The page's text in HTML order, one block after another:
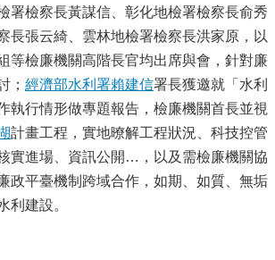
署檢察長黃謀信、彰化地檢署檢察長俞秀
長張云綺、雲林地檢署檢察長洪家原，以
等檢廉機關高階長官均出席與會，針對廉
； 經濟部水利署賴建信署長獲邀就「水利
執行情形做專題報告，檢廉機關首長並視
計畫工程，實地暸解工程狀況、科技控管
實進場、資訊公開…，以及需檢廉機關協
政平臺機制跨域合作，如期、如質、無垢
利建設。